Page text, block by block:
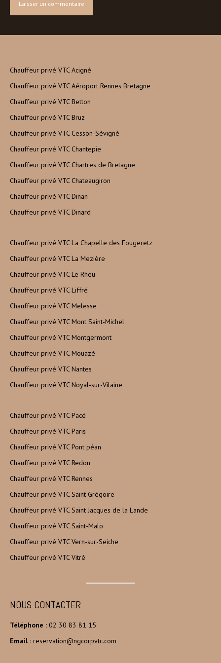
Chauffeur privé VTC Acigné
Chauffeur privé VTC Aéroport Rennes Bretagne
Chauffeur privé VTC Betton
Chauffeur privé VTC Bruz
Chauffeur privé VTC Cesson-Sévigné
Chauffeur privé VTC Chantepie
Chauffeur privé VTC Chartres de Bretagne
Chauffeur privé VTC Chateaugiron
Chauffeur privé VTC Dinan
Chauffeur privé VTC Dinard
Chauffeur privé VTC La Chapelle des Fougeretz
Chauffeur privé VTC La Mezière
Chauffeur privé VTC Le Rheu
Chauffeur privé VTC Liffré
Chauffeur privé VTC Melesse
Chauffeur privé VTC Mont Saint-Michel
Chauffeur privé VTC Montgermont
Chauffeur privé VTC Mouazé
Chauffeur privé VTC Nantes
Chauffeur privé VTC Noyal-sur-Vilaine
Chauffeur privé VTC Pacé
Chauffeur privé VTC Paris
Chauffeur privé VTC Pont péan
Chauffeur privé VTC Redon
Chauffeur privé VTC Rennes
Chauffeur privé VTC Saint Grégoire
Chauffeur privé VTC Saint Jacques de la Lande
Chauffeur privé VTC Saint-Malo
Chauffeur privé VTC Vern-sur-Seiche
Chauffeur privé VTC Vitré
NOUS CONTACTER
Téléphone : 02 30 83 81 15
Email : reservation@ngcorpvtc.com